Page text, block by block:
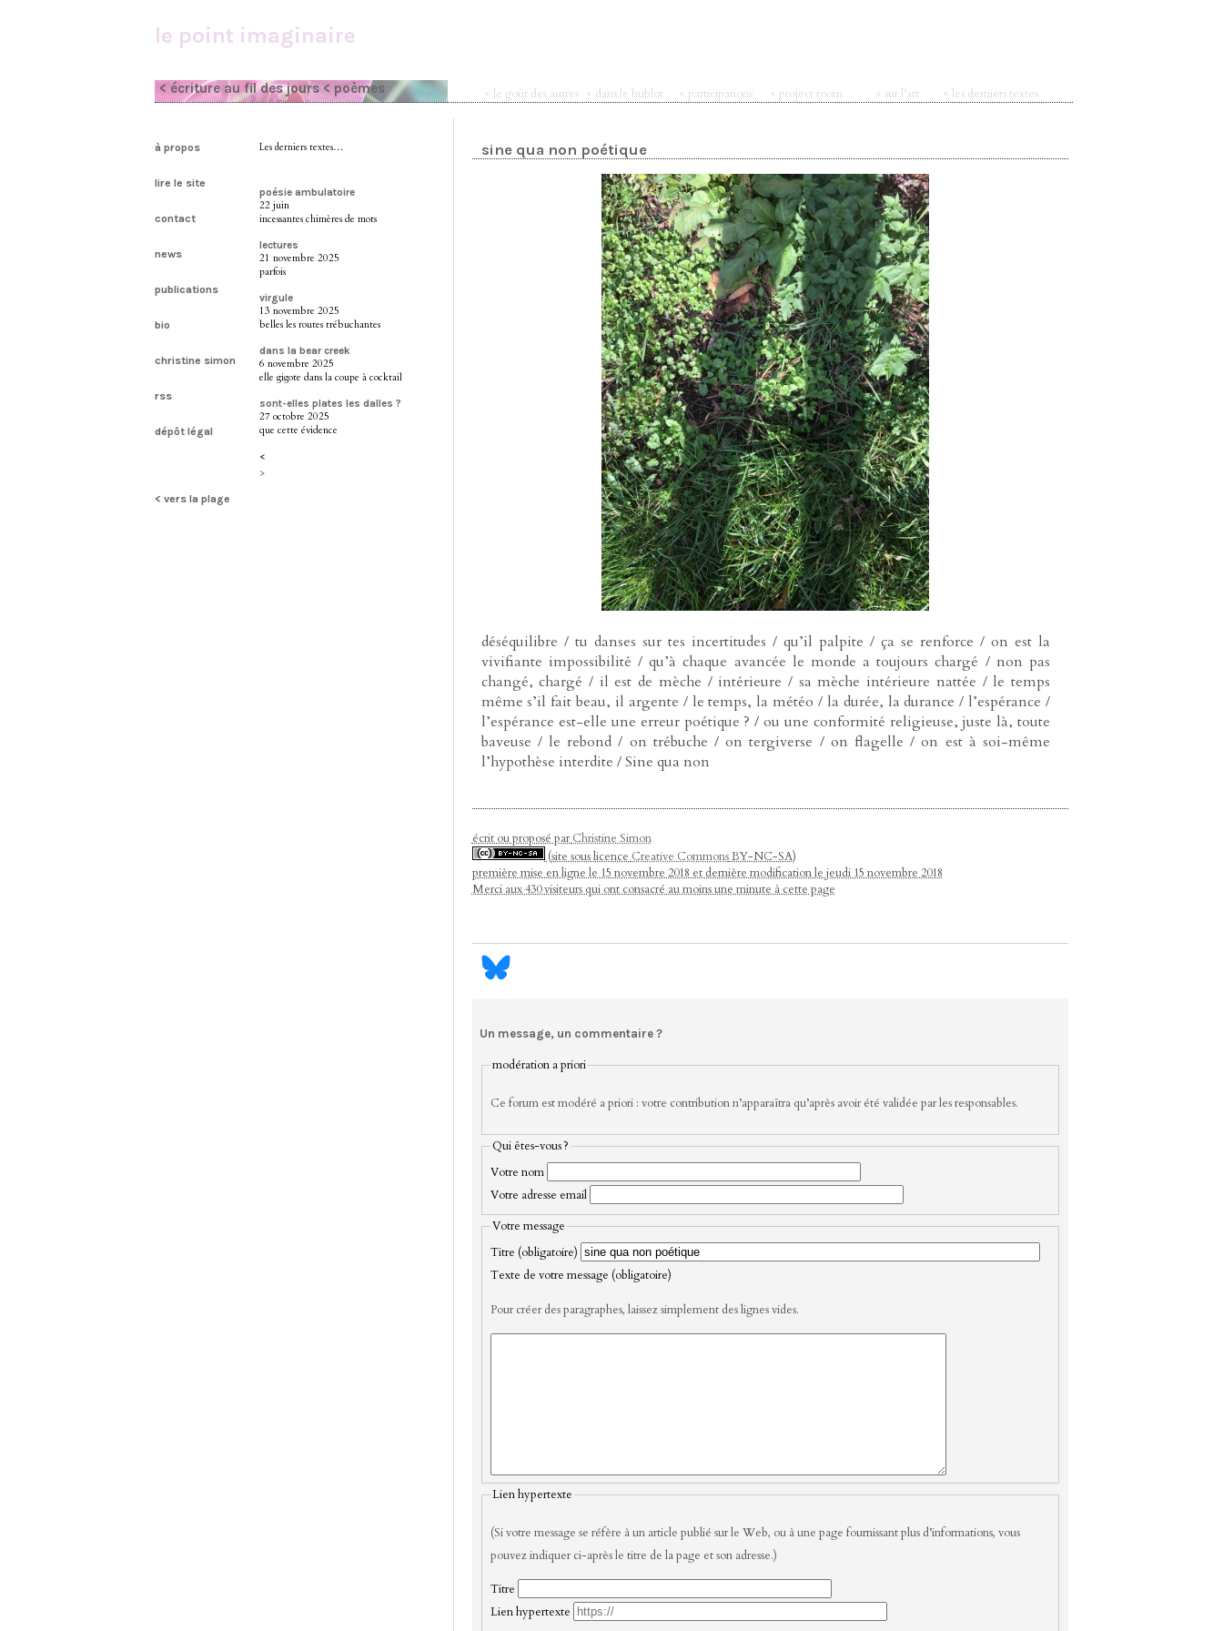
le point imaginaire
< écriture au fil des jours < poèmes < le goût des autres < dans le hublot < participations < project room < sur l’art < les derniers textes
à propos
lire le site
contact
news
publications
bio
christine simon
rss
dépôt légal
< vers la plage
Les derniers textes…
poésie ambulatoire
22 juin
incessantes chimères de mots
lectures
21 novembre 2025
parfois
virgule
13 novembre 2025
belles les routes trébuchantes
dans la bear creek
6 novembre 2025
elle gigote dans la coupe à cocktail
sont-elles plates les dalles ?
27 octobre 2025
que cette évidence
<
>
sine qua non poétique
déséquilibre / tu danses sur tes incertitudes / qu’il palpite / ça se renforce / on est la
vivifiante impossibilité / qu’à chaque avancée le monde a toujours chargé / non pas
changé, chargé / il est de mèche / intérieure / sa mèche intérieure nattée / le temps
même s’il fait beau, il argente / le temps, la météo / la durée, la durance / l’espérance /
l’espérance est-elle une erreur poétique ? / ou une conformité religieuse, juste là, toute
baveuse / le rebond / on trébuche / on tergiverse / on flagelle / on est à soi-même
l’hypothèse interdite / Sine qua non
écrit ou proposé parChristine Simon
(site sous licence Creative CommonsBY-NC-SA)
première mise en ligne le 15 novembre 2018 et dernière modification le jeudi 15 novembre 2018
Merci aux 430 visiteurs qui ont consacré au moins une minute à cette page
Un message, un commentaire ?
modération a priori
Ce forum est modéré a priori : votre contribution n’apparaîtra qu’après avoir été validée par les responsables.
Qui êtes-vous ?
Votre nom
Votre adresse email
Votre message
Titre (obligatoire)
Texte de votre message (obligatoire)
Pour créer des paragraphes, laissez simplement des lignes vides.
Lien hypertexte
(Si votre message se réfère à un article publié sur le Web, ou à une page fournissant plus d’informations, vous
pouvez indiquer ci-après le titre de la page et son adresse.)
Titre
Lien hypertexte